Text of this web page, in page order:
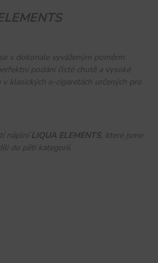
s dokonale vyváženým poměrm
podání čisté chutě a vysoké
klasických e-cigaretách určených pro
náplní LIQUA ELEMENTS, které jsme
do pěti kategorií.